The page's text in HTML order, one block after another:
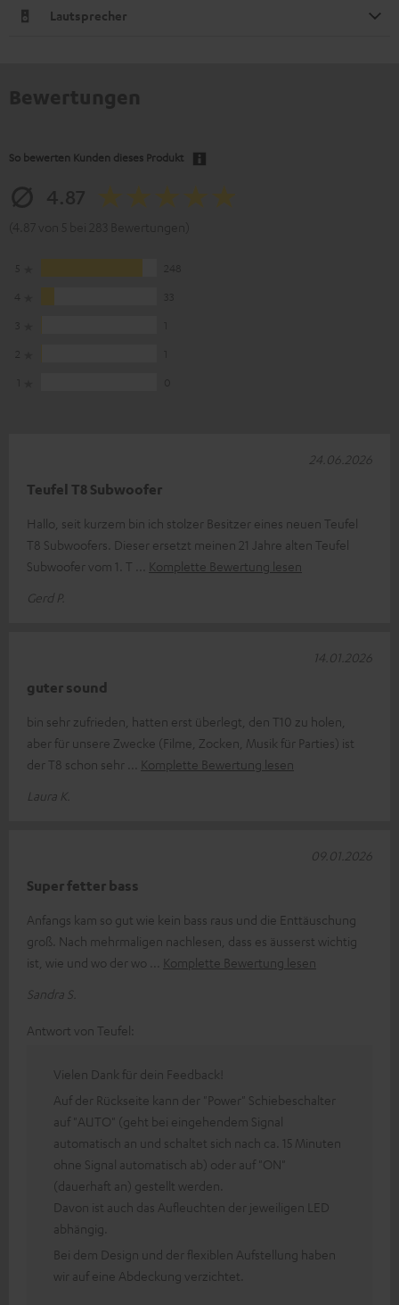
Lautsprecher
So bewerten Kunden dieses Produkt
Teufel T8 Subwoofer
Hallo, seit kurzem bin ich stolzer Besitzer eines neuen Teufel
T8 Subwoofers. Dieser ersetzt meinen 21 Jahre alten Teufel
Subwoofer vom 1. T
Komplette Bewertung lesen
Gerd P.
24.06.2026
guter sound
bin sehr zufrieden, hatten erst überlegt, den T10 zu holen,
aber für unsere Zwecke (Filme, Zocken, Musik für Parties) ist
der T8 schon sehr
Komplette Bewertung lesen
Laura K.
14.01.2026
Super fetter bass
Anfangs kam so gut wie kein bass raus und die Enttäuschung
groß. Nach mehrmaligen nachlesen, dass es äusserst wichtig
ist, wie und wo der wo
Komplette Bewertung lesen
Sandra S.
09.01.2026
Antwort von Teufel:
Vielen Dank für dein Feedback!
Auf der Rückseite kann der "Power" Schiebeschalter
auf "AUTO" (geht bei eingehendem Signal
automatisch an und schaltet sich nach ca. 15 Minuten
ohne Signal automatisch ab) oder auf "ON"
(dauerhaft an) gestellt werden.
Davon ist auch das Aufleuchten der jeweiligen LED
abhängig.
Bei dem Design und der flexiblen Aufstellung haben
wir auf eine Abdeckung verzichtet.